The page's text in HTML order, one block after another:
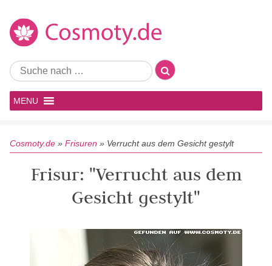
MENU
Cosmoty.de » Frisuren » Verrucht aus dem Gesicht gestylt
Frisur: "Verrucht aus dem
Gesicht gestylt"